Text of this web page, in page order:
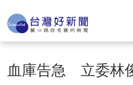
血庫告急 立委林